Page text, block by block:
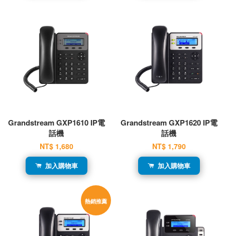
Grandstream GXP1610 IP電
話機
NT$ 1,680
加入購物車
Grandstream GXP1620 IP電
話機
NT$ 1,790
加入購物車
熱銷推薦